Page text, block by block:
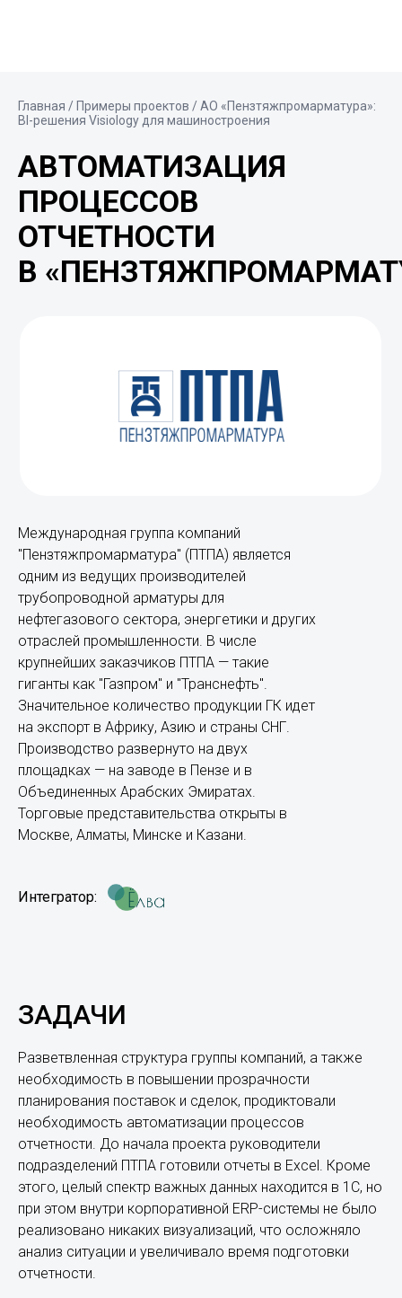
Главная / Примеры проектов / АО «Пензтяжпромарматура»:
BI-решения Visiology для машиностроения
АВТОМАТИЗАЦИЯ
ПРОЦЕССОВ
ОТЧЕТНОСТИ
В
Международная группа компаний
"Пензтяжпромарматура" (ПТПА) является
одним из ведущих производителей
трубопроводной арматуры для
нефтегазового сектора, энергетики и других
отраслей промышленности. В числе
крупнейших заказчиков ПТПА — такие
гиганты как "Газпром" и "Транснефть".
Значительное количество продукции ГК идет
на экспорт в Африку, Азию и страны СНГ.
Производство развернуто на двух
площадках — на заводе в Пензе и в
Объединенных Арабских Эмиратах.
Торговые представительства открыты в
Москве, Алматы, Минске и Казани.
Интегратор:
ЗАДАЧИ
Разветвленная структура группы компаний, а также
необходимость в повышении прозрачности
планирования поставок и сделок, продиктовали
необходимость автоматизации процессов
отчетности. До начала проекта руководители
подразделений ПТПА готовили отчеты в Excel. Кроме
этого, целый спектр важных данных находится в 1С, но
при этом внутри корпоративной ERP-системы не было
реализовано никаких визуализаций, что осложняло
анализ ситуации и увеличивало время подготовки
отчетности.